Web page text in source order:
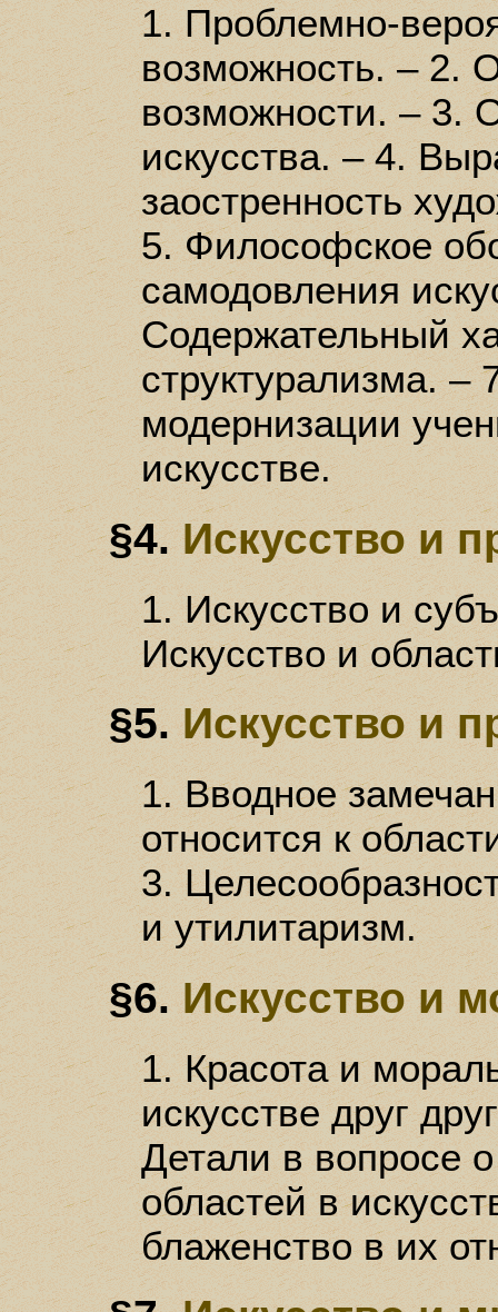
1. Проблемно-
возможность. – 2.
возможности. – 3.
искусства. – 4.
заостренность
5. Философское
самодовления
Содержательный
структурализма. –
модернизации
искусстве.
§4.Искусство и
1. Искусство и
Искусство и
§5. Искусство и
1. Вводное
относится к
3.
и утилитаризм.
§6. Искусство и
1. Красота и
искусстве друг
Детали в вопросе
областей в
блаженство в их